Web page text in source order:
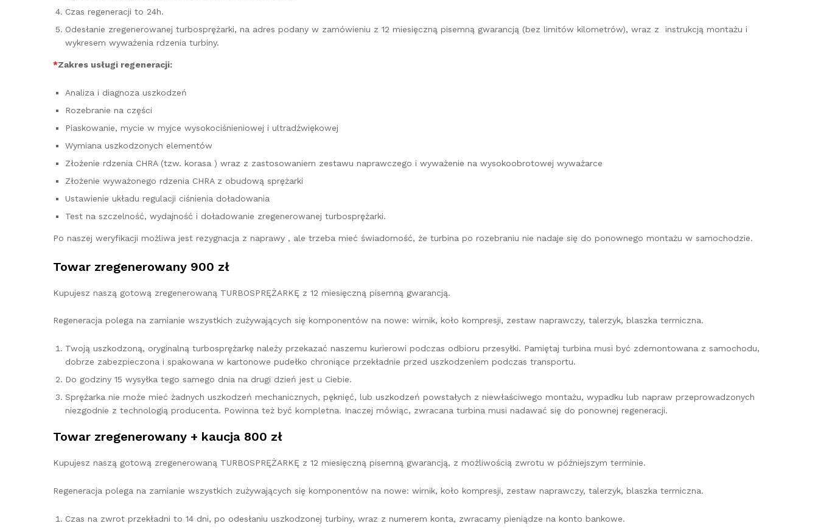
Czas regeneracji to 24h.
Odesłanie zregenerowanej turbosprężarki, na adres podany w zamówieniu z 12 miesięczną pisemną gwarancją (bez limitów kilometrów), wraz z instrukcją montażu i
wykresem wyważenia rdzenia turbiny.
*Zakres usługi regeneracji:
Analiza i diagnoza uszkodzeń
Rozebranie na części
Piaskowanie, mycie w myjce wysokociśnieniowej i ultradźwiękowej
Wymiana uszkodzonych elementów
Złożenie rdzenia CHRA (tzw. korasa ) wraz z zastosowaniem zestawu naprawczego i wyważenie na wysokoobrotowej wyważarce
Złożenie wyważonego rdzenia CHRA z obudową sprężarki
Ustawienie układu regulacji ciśnienia doładowania
Test na szczelność, wydajność i doładowanie zregenerowanej turbosprężarki.
Po naszej weryfikacji możliwa jest rezygnacja z naprawy , ale trzeba mieć świadomość, że turbina po rozebraniu nie nadaje się do ponownego montażu w samochodzie.
Towar zregenerowany 900 zł
Kupujesz naszą gotową zregenerowaną TURBOSPRĘŻARKĘ z 12 miesięczną pisemną gwarancją.
Regeneracja polega na zamianie wszystkich zużywających się komponentów na nowe: wirnik, koło kompresji, zestaw naprawczy, talerzyk, blaszka termiczna.
Twoją uszkodzoną, oryginalną turbosprężarkę należy przekazać naszemu kurierowi podczas odbioru przesyłki. Pamiętaj turbina musi być zdemontowana z samochodu,
dobrze zabezpieczona i spakowana w kartonowe pudełko chroniące przekładnie przed uszkodzeniem podczas transportu.
Do godziny 15 wysyłka tego samego dnia na drugi dzień jest u Ciebie.
Sprężarka nie może mieć żadnych uszkodzeń mechanicznych, pęknięć, lub uszkodzeń powstałych z niewłaściwego montażu, wypadku lub napraw przeprowadzonych
niezgodnie z technologią producenta. Powinna też być kompletna. Inaczej mówiąc, zwracana turbina musi nadawać się do ponownej regeneracji.
Towar zregenerowany + kaucja 800 zł
Kupujesz naszą gotową zregenerowaną TURBOSPRĘŻARKĘ z 12 miesięczną pisemną gwarancją, z możliwością zwrotu w późniejszym terminie.
Regeneracja polega na zamianie wszystkich zużywających się komponentów na nowe: wirnik, koło kompresji, zestaw naprawczy, talerzyk, blaszka termiczna.
Czas na zwrot przekładni to 14 dni, po odesłaniu uszkodzonej turbiny, wraz z numerem konta, zwracamy pieniądze na konto bankowe.